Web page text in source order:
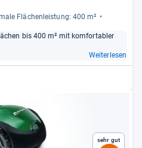
Flä­chen­leis­tung: 400 m²
bis 400 m² mit kom­for­ta­bler
Weiterlesen
Sehr gut